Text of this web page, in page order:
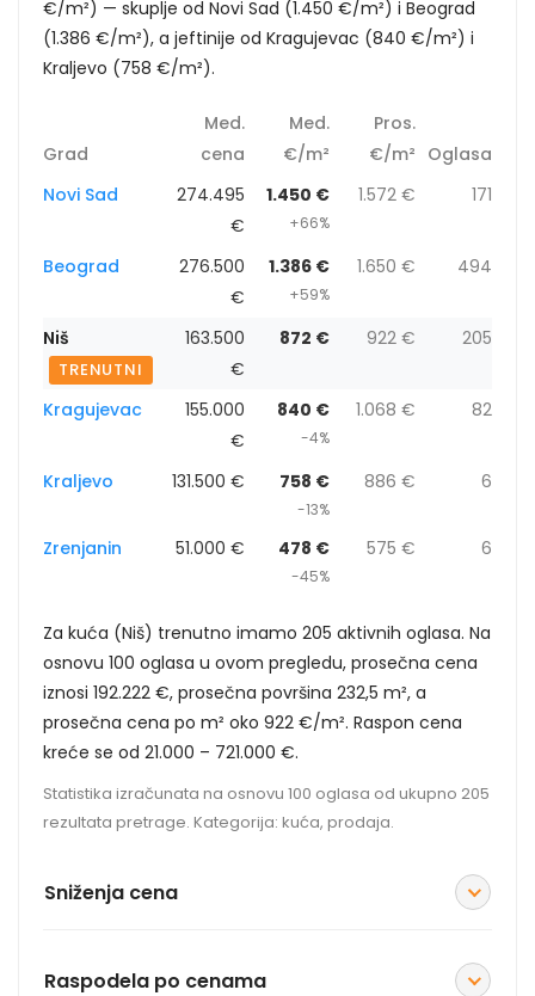
€/m²) — skuplje od Novi Sad (1.450 €/m²) i Beograd
(1.386 €/m²), a jeftinije od Kragujevac (840 €/m²) i
Kraljevo (758 €/m²).
Grad
Med.
cena
Med.
€/m²
Pros.
€/m² Oglasa
Novi Sad
274.495
€
1.450 €
+66%
1.572 € 171
Beograd
276.500
€
1.386 €
+59%
1.650 € 494
Niš
TRENUTNI
163.500
€
872 € 922 € 205
Kragujevac
155.000
€
840 €
-4%
1.068 € 82
Kraljevo 131.500 € 758 €
-13%
886 € 6
Zrenjanin 51.000 € 478 €
-45%
575 € 6
Za kuća (Niš) trenutno imamo 205 aktivnih oglasa. Na
osnovu 100 oglasa u ovom pregledu, prosečna cena
iznosi 192.222 €, prosečna površina 232,5 m², a
prosečna cena po m² oko 922 €/m². Raspon cena
kreće se od 21.000 – 721.000 €.
Statistika izračunata na osnovu 100 oglasa od ukupno 205
rezultata pretrage. Kategorija: kuća, prodaja.
Sniženja cena
Raspodela po cenama